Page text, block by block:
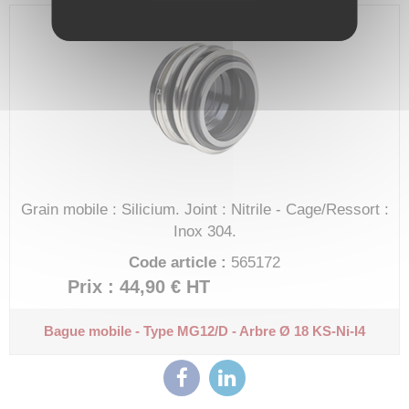
Grain mobile : Silicium. Joint : Nitrile - Cage/Ressort :
Inox 304.
Code article : 565172
Prix : 44,90 € HT
Bague mobile - Type MG12/D - Arbre Ø 18 KS-Ni-I4